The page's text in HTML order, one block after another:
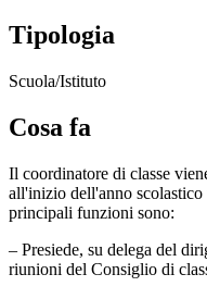
Tipologia
Scuola/Istituto
Cosa fa
Il coordinatore di classe
all'inizio dell'anno scolastico
principali funzioni sono:
– Presiede, su delega del
riunioni del Consiglio di